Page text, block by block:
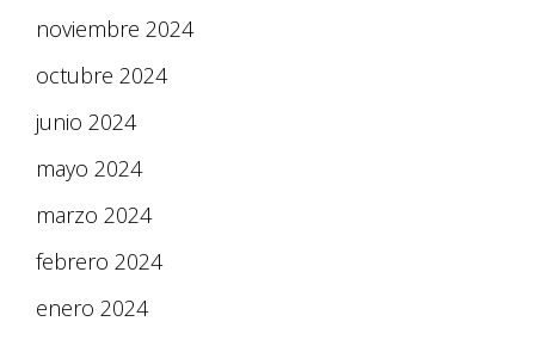
noviembre 2024
octubre 2024
junio 2024
mayo 2024
marzo 2024
febrero 2024
enero 2024